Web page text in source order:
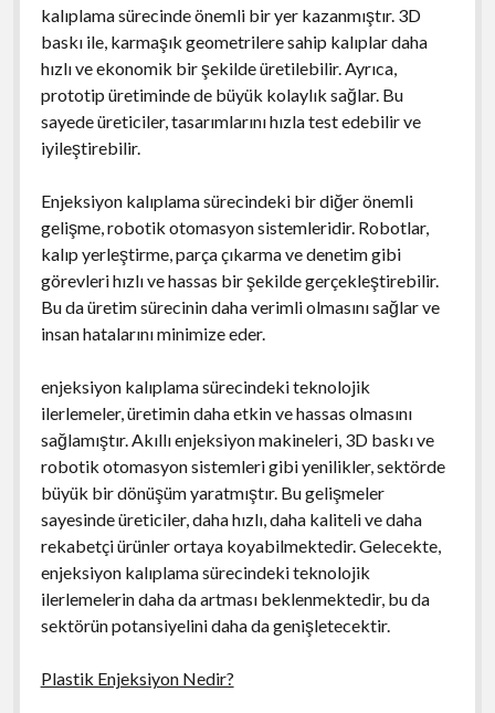
kalıplama sürecinde önemli bir yer kazanmıştır. 3D
baskı ile, karmaşık geometrilere sahip kalıplar daha
hızlı ve ekonomik bir şekilde üretilebilir. Ayrıca,
prototip üretiminde de büyük kolaylık sağlar. Bu
sayede üreticiler, tasarımlarını hızla test edebilir ve
iyileştirebilir.
Enjeksiyon kalıplama sürecindeki bir diğer önemli
gelişme, robotik otomasyon sistemleridir. Robotlar,
kalıp yerleştirme, parça çıkarma ve denetim gibi
görevleri hızlı ve hassas bir şekilde gerçekleştirebilir.
Bu da üretim sürecinin daha verimli olmasını sağlar ve
insan hatalarını minimize eder.
enjeksiyon kalıplama sürecindeki teknolojik
ilerlemeler, üretimin daha etkin ve hassas olmasını
sağlamıştır. Akıllı enjeksiyon makineleri, 3D baskı ve
robotik otomasyon sistemleri gibi yenilikler, sektörde
büyük bir dönüşüm yaratmıştır. Bu gelişmeler
sayesinde üreticiler, daha hızlı, daha kaliteli ve daha
rekabetçi ürünler ortaya koyabilmektedir. Gelecekte,
enjeksiyon kalıplama sürecindeki teknolojik
ilerlemelerin daha da artması beklenmektedir, bu da
sektörün potansiyelini daha da genişletecektir.
Plastik Enjeksiyon Nedir?